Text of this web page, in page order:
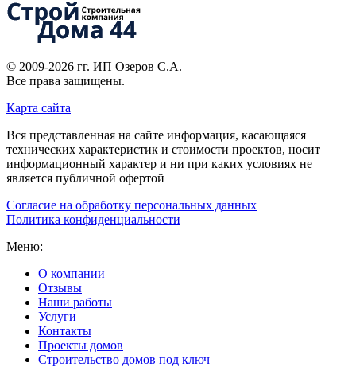
© 2009-2026 гг. ИП Озеров С.А.
Все права защищены.
Карта сайта
Вся представленная на сайте информация, касающаяся
технических характеристик и стоимости проектов, носит
информационный характер и ни при каких условиях не
является публичной офертой
Согласие на обработку персональных данных
Политика конфиденциальности
Меню:
О компании
Отзывы
Наши работы
Услуги
Контакты
Проекты домов
Строительство домов под ключ